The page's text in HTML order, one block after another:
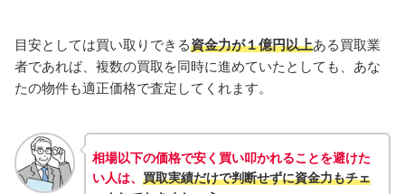
目安としては買い取りできる資金力が１億円以上ある買取業
者であれば、複数の買取を同時に進めていたとしても、あな
たの物件も適正価格で査定してくれます。
相場以下の価格で安く買い叩かれることを避けた
い人は、 買取実績だけで判断せずに資金力もチェ